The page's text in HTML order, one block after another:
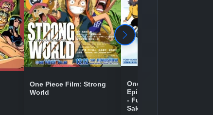
One Piece Film: Strong
World
One Piece Movie 09:
Episode of Chopper Plus
- Fuyu ni Saku, Kiseki no
Sakura